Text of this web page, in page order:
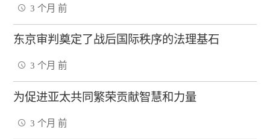
3 个月 前
东京审判奠定了战后国际秩序的法理基石
3 个月 前
为促进亚太共同繁荣贡献智慧和力量
3 个月 前